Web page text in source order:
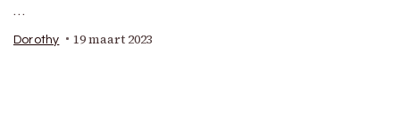
…
Dorothy 19 maart 2023